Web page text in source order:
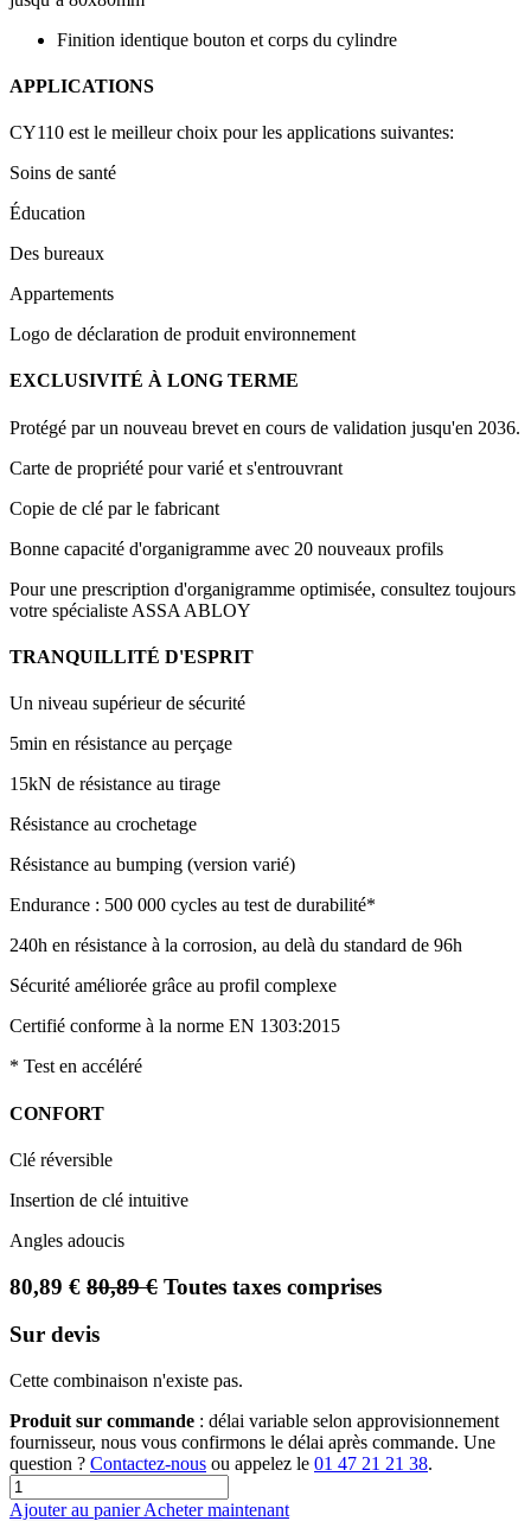
Finition identique bouton et corps du cylindre
APPLICATIONS
CY110 est le meilleur choix pour les applications suivantes:
Soins de santé
Éducation
Des bureaux
Appartements
Logo de déclaration de produit environnement
EXCLUSIVITÉ À LONG TERME
Protégé par un nouveau brevet en cours de validation jusqu'en 2036.
Carte de propriété pour varié et s'entrouvrant
Copie de clé par le fabricant
Bonne capacité d'organigramme avec 20 nouveaux profils
Pour une prescription d'organigramme optimisée, consultez toujours
votre spécialiste ASSA ABLOY
TRANQUILLITÉ D'ESPRIT
Un niveau supérieur de sécurité
5min en résistance au perçage
15kN de résistance au tirage
Résistance au crochetage
Résistance au bumping (version varié)
Endurance : 500 000 cycles au test de durabilité*
240h en résistance à la corrosion, au delà du standard de 96h
Sécurité améliorée grâce au profil complexe
Certifié conforme à la norme EN 1303:2015
* Test en accéléré
CONFORT
Clé réversible
Insertion de clé intuitive
Angles adoucis
80,89 € 80,89€ Toutes taxes comprises
Sur devis
Cette combinaison n'existe pas.
Produit sur commande : délai variable selon approvisionnement
fournisseur, nous vous confirmons le délai après commande. Une
question ? Contactez-nous ou appelez le 01 47 21 21 38.
Ajouter au panierAcheter maintenant